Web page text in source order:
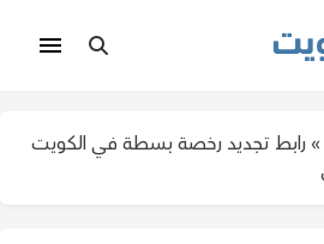
» رابط تجديد رخصة بسطة في الكويت